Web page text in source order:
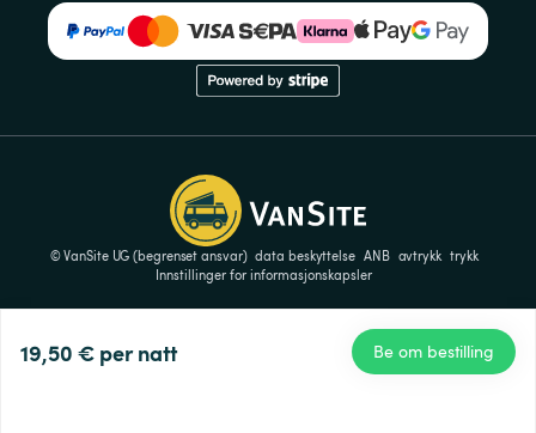
19,50 € per natt Be om bestilling
© VanSite UG (begrenset ansvar) data beskyttelse ANB avtrykk trykk
Innstillinger for informasjonskapsler